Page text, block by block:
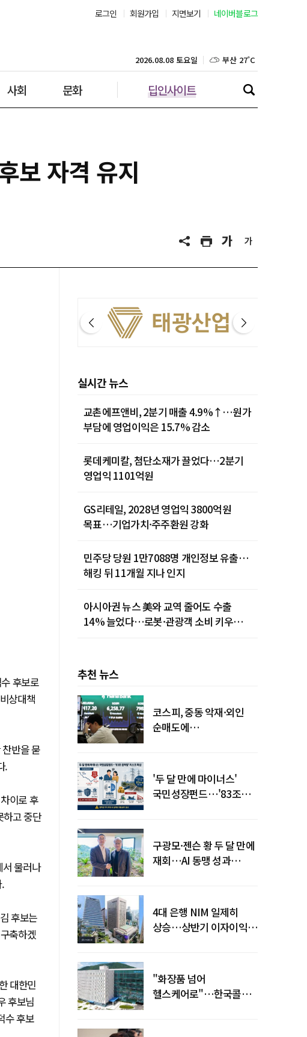
로그인 회원가입 지면보기 네이버블로그
사회 문화 딥인사이트
2026.08.08 토요일 대구 25˚C
인천 28˚C
제주 28˚C
보 자격 유지
후보로
상대책
반을 묻
.
이로 후
하고 중단
물러나
후보는
축하겠
대한민
후보님
수 후보
실시간 뉴스
교촌에프앤비, 2분기 매출 4.9%↑…원가
부담에 영업이익은 15.7% 감소
롯데케미칼, 첨단소재가 끌었다…2분기
영업익 1101억원
GS리테일, 2028년 영업익 3800억원
목표…기업가치·주주환원 강화
민주당 당원 1만7088명 개인정보 유출…
해킹 뒤 11개월 지나 인지
아시아권 뉴스 美와 교역 줄어도 수출
14% 늘었다…로봇·관광객 소비 키우는
추천 뉴스
코스피, 중동 악재·외인
순매도에
'두 달 만에 마이너스'
국민성장펀드…'83조
구광모·젠슨 황 두 달 만에
재회…AI 동맹 성과
4대 은행 NIM 일제히
상승…상반기 이자이익
"화장품 넘어
헬스케어로"…한국콜마,